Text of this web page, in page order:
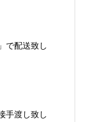
で配送致し
手渡し致し